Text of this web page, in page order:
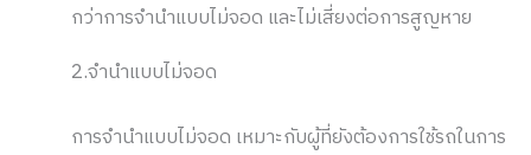
กว่าการจำนำแบบไม่จอด และไม่เสี่ยงต่อการสูญหาย
2.จำนำแบบไม่จอด
การจำนำแบบไม่จอด เหมาะกับผู้ที่ยังต้องการใช้รถในการ